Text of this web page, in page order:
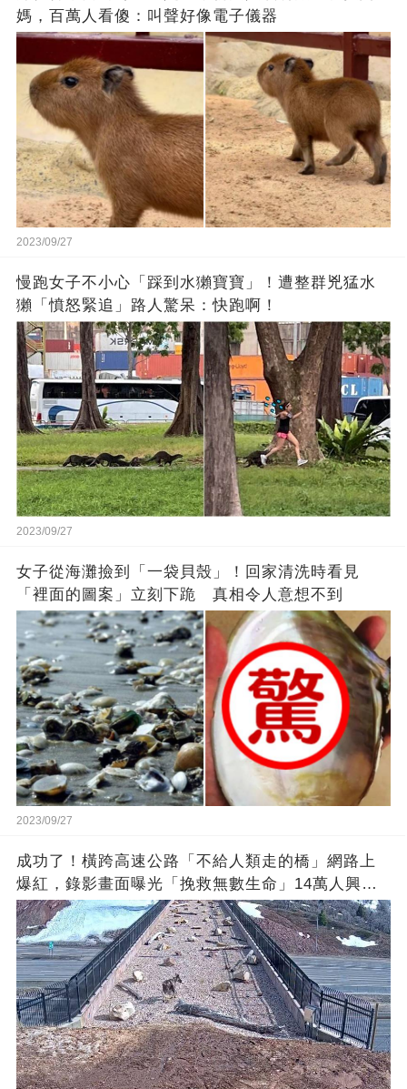
媽，百萬人看傻：叫聲好像電子儀器
2023/09/27
慢跑女子不小心「踩到水獺寶寶」！遭整群兇猛水
獺「憤怒緊追」路人驚呆：快跑啊！
2023/09/27
女子從海灘撿到「一袋貝殼」！回家清洗時看見
「裡面的圖案」立刻下跪 真相令人意想不到
2023/09/27
成功了！橫跨高速公路「不給人類走的橋」網路上
爆紅，錄影畫面曝光「挽救無數生命」14萬人興奮
歡呼